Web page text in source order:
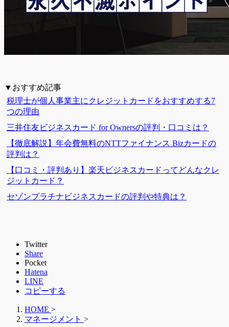
▼おすすめ記事
税理士が個人事業主にクレジットカードをおすすめする7
つの理由
三井住友ビジネスカード for Ownersの評判・口コミは？
【徹底解説】年会費無料のNTTファイナンス Bizカードの
評判は？
【口コミ・評判あり】楽天ビジネスカードってどんなクレ
ジットカード？
セゾンプラチナビジネスカードの評判や特典は？
Twitter
Share
Pocket
Hatena
LINE
コピーする
HOME >
マネージメント >